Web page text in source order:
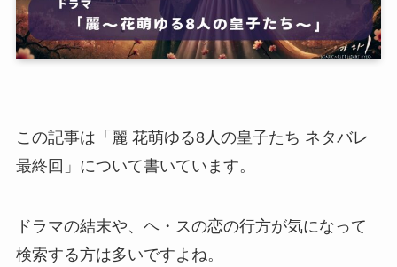
この記事は「麗 花萌ゆる8人の皇子たち ネタバレ
最終回」について書いています。
ドラマの結末や、ヘ・スの恋の行方が気になって
検索する方は多いですよね。